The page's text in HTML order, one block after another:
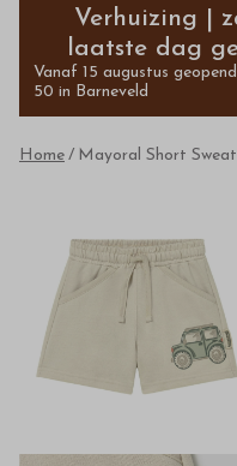
Short
Sweat
van
hoge
kwaliteit
Verhuizing |
laatste dag
Vanaf 15 augustus
50 in Barneveld
Home Mayoral Short Sweat